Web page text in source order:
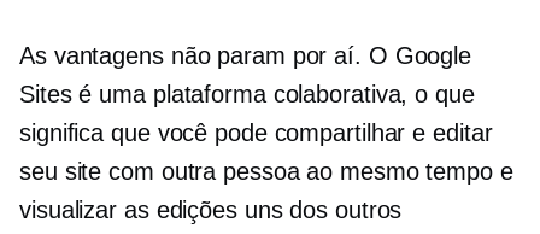
As vantagens não param por aí. O Google
Sites é uma plataforma colaborativa, o que
significa que você pode compartilhar e editar
seu site com outra pessoa ao mesmo tempo e
visualizar as edições uns dos outros